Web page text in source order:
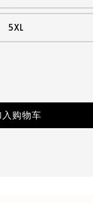
5XL
入购物车